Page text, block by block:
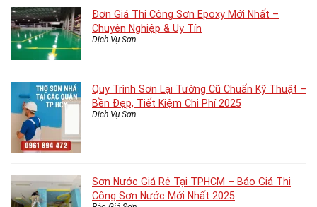
Đơn Giá Thi Công Sơn Epoxy Mới Nhất –
Chuyên Nghiệp & Uy Tín
Dịch Vụ Sơn
Quy Trình Sơn Lại Tường Cũ Chuẩn Kỹ Thuật –
Bền Đẹp, Tiết Kiệm Chi Phí 2025
Dịch Vụ Sơn
Sơn Nước Giá Rẻ Tại TPHCM – Báo Giá Thi
Công Sơn Nước Mới Nhất 2025